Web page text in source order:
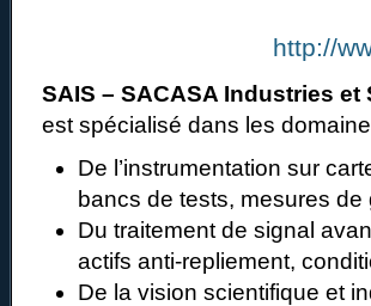
http://
SAIS – SACASA Industries et
est spécialisé dans les
De l’instrumentation sur
bancs de tests, mesures
Du traitement de signal
actifs anti-repliement,
De la vision scientifique et